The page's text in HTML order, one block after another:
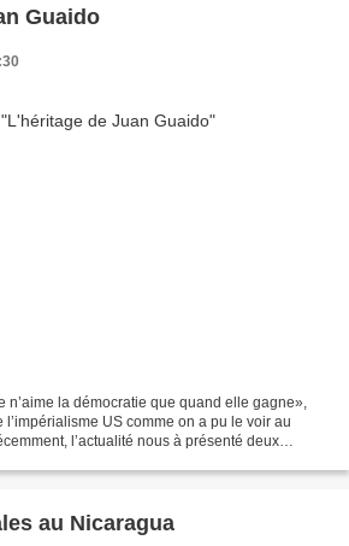
Guaido
n’aime la démocratie que quand elle gagne»,
US comme on a pu le voir au
l’actualité nous à présenté deux
au Nicaragua